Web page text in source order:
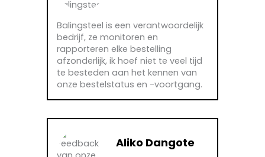
Balingsteel is een verantwoordelijk
bedrijf, ze monitoren en
rapporteren elke bestelling
afzonderlijk, ik hoef niet te veel tijd
te besteden aan het kennen van
onze bestelstatus en -voortgang.
Aliko Dangote